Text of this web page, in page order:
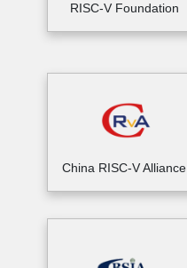
RISC-V Foundation
China RISC-V Alliance